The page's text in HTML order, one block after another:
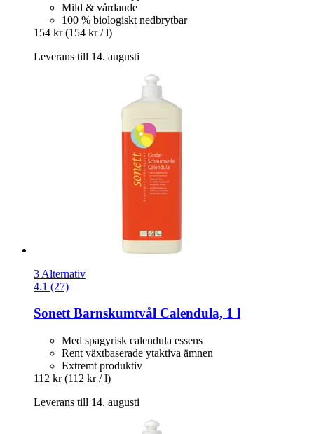
Mild & vårdande
100 % biologiskt nedbrytbar
154 kr (154 kr / l)
Leverans till 14. augusti
3 Alternativ
4.1 (27)
SonettBarnskumtvål Calendula, 1 l
Med spagyrisk calendula essens
Rent växtbaserade ytaktiva ämnen
Extremt produktiv
112 kr (112 kr / l)
Leverans till 14. augusti